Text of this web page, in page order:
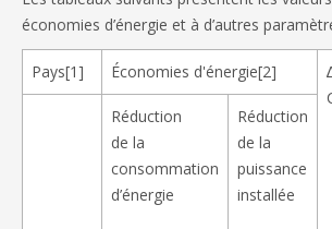
économies d’énergie et à d’autres
Pays[1] Économies d'énergie[2]
Réduction
de la
consommation
d’énergie
Réduction
de la
puissance
installée